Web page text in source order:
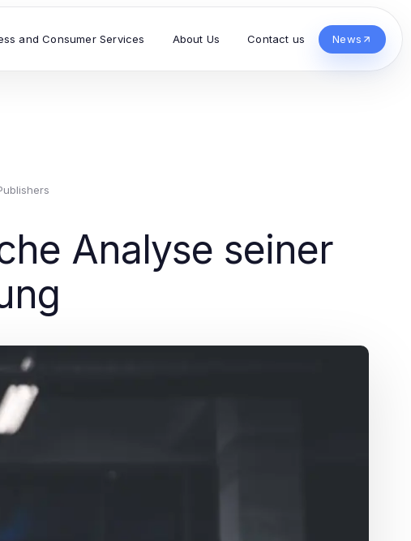
and Consumer Services About Us Contact us News
Analyse seiner